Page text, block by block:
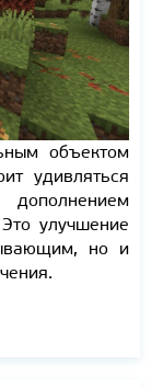
объектом
удивляться
дополнением
улучшение
но и